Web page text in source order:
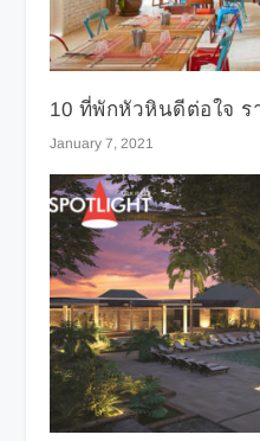
10 ที่พักหัวหินดีต่อใจ ร
January 7, 2021